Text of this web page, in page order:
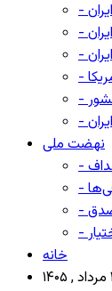
نهضت ملی
خانه